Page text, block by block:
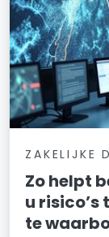
ZAKELIJKE
Zo helpt
u
te